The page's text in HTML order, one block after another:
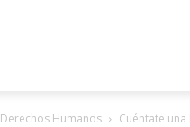
Derechos Humanos Cuéntate